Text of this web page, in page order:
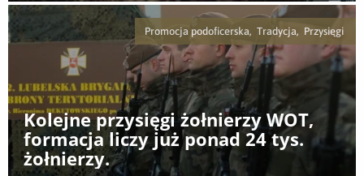
Promocja podoficerska, Tradycja, Przysięgi
Kolejne przysięgi żołnierzy WOT,
formacja liczy już ponad 24 tys.
żołnierzy.